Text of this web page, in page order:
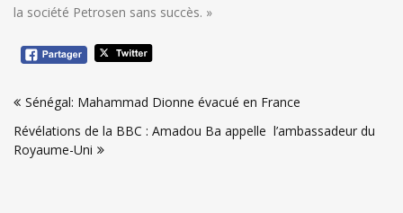
la société Petrosen sans succès. »
de
l’article
Sénégal: Mahammad Dionne évacué en France
Révélations de la BBC : Amadou Ba appelle l’ambassadeur du
Royaume-Uni